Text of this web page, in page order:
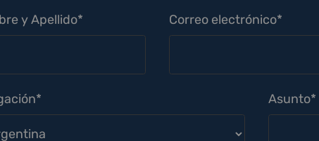
y Apellido* Correo electrónico*
Asunto*